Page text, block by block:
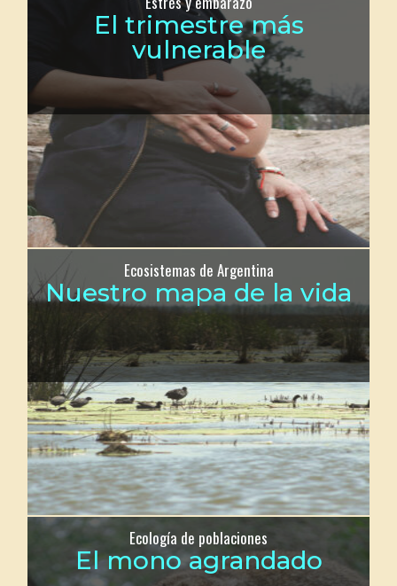
El trimestre más
vulnerable
Ecosistemas de Argentina
Nuestro mapa de la vida
Ecología de poblaciones
El mono agrandado